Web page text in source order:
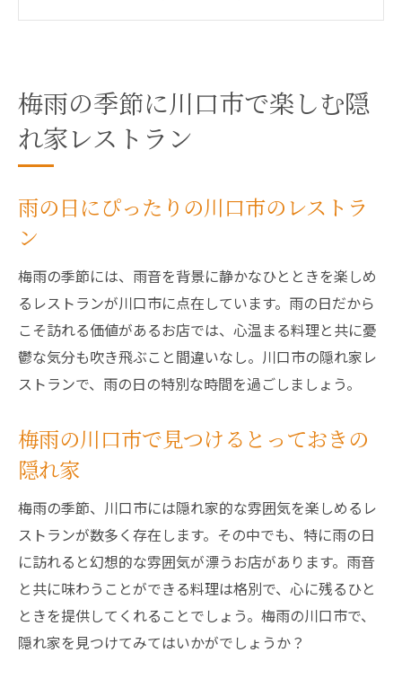
雨の日に訪れるおすすめの隠れ家レストラ
川口市の梅雨を楽しむための美味しいヒン
川口市の隠れ家レストランで楽しむ梅雨の特別
梅雨の特別な時間を過ごすためのレストラ
ン選び
雨音を楽しむ川口市の隠れ家レストラン
梅雨の静かな時間を過ごせる隠れ家レスト
ラン
雨の日に訪れたい特別なレストラン
梅雨の風情を感じる川口市の隠れ家レストラン
梅雨の風情を楽しむためのレストラン
川口市で見つける梅雨の隠れ家
雨の日の風情を感じられる場所
梅雨の時期にぴったりの隠れ家レストラン
梅雨の季節に川口市で楽しむ隠
れ家レストラン
雨の日にぴったりの川口市のレストラ
ン
梅雨の季節には、雨音を背景に静かなひとときを楽しめ
るレストランが川口市に点在しています。雨の日だから
こそ訪れる価値があるお店では、心温まる料理と共に憂
鬱な気分も吹き飛ぶこと間違いなし。川口市の隠れ家レ
ストランで、雨の日の特別な時間を過ごしましょう。
梅雨の川口市で見つけるとっておきの
隠れ家
梅雨の季節、川口市には隠れ家的な雰囲気を楽しめるレ
ストランが数多く存在します。その中でも、特に雨の日
に訪れると幻想的な雰囲気が漂うお店があります。雨音
と共に味わうことができる料理は格別で、心に残るひと
ときを提供してくれることでしょう。梅雨の川口市で、
隠れ家を見つけてみてはいかがでしょうか？